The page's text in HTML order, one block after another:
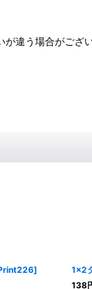
違う場合がござい
]
1x2
138